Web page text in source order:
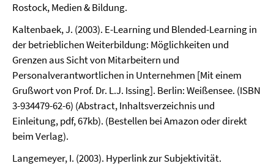
Rostock, Medien & Bildung.
Kaltenbaek, J. (2003). E-Learning und Blended-Learning in
der betrieblichen Weiterbildung: Möglichkeiten und
Grenzen aus Sicht von Mitarbeitern und
Personalverantwortlichen in Unternehmen [Mit einem
Grußwort von Prof. Dr. L.J. Issing]. Berlin: Weißensee. (ISBN
3-934479-62-6) (Abstract, Inhaltsverzeichnis und
Einleitung, pdf, 67kb). (Bestellen bei Amazon oder direkt
beim Verlag).
Langemeyer, I. (2003). Hyperlink zur Subjektivität.